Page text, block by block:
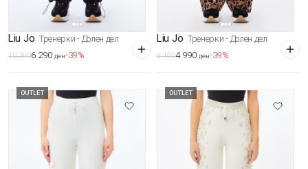
Liu Jo Тренерки - Долен дел
10.3906.290 ден-39%
Liu Jo Тренерки - Долен дел
8.1904.990 ден-39%
OUTLET OUTLET